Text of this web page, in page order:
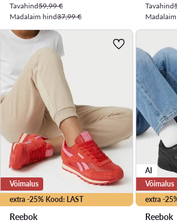
Tavahind59,99 €
Madalaim hind37,99 €
Tavahind
extra -25% Kood: LAST
Võimalus
Reebok
extra -
AI
Võimalus
Reebok